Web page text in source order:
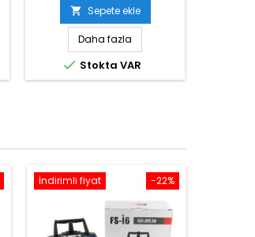
 Sepete ekle
Daha fazla
 Stokta VAR
-22%
İndirimli fiyat